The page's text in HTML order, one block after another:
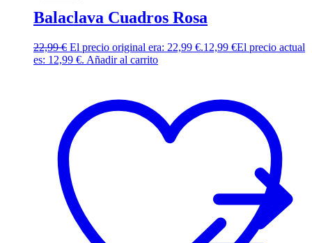
Balaclava Cuadros Rosa
22,99€ El precio original era: 22,99 €.12,99 €El precio actual
es: 12,99 €. Añadir al carrito